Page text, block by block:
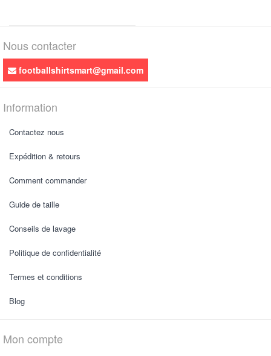
Nous contacter
footballshirtsmart@gmail.com
Information
Contactez nous
Expédition & retours
Comment commander
Guide de taille
Conseils de lavage
Politique de confidentialité
Termes et conditions
Blog
Mon compte